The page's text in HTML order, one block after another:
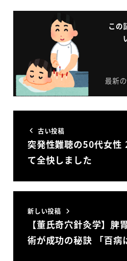
この
最新
古い投稿
突発性難聴の50代女性
て全快しました
新しい投稿
【董氏奇穴針灸学】脾
術が成功の秘訣 「百